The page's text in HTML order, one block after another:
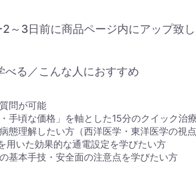
～3日前に商品ページ内にアップ致し
べる／こんな人におすすめ
問が可能
手頃な価格」を軸とした15分のクイック治
態理解したい方（西洋医学・東洋医学の視点
用いた効果的な通電設定を学びたい方
基本手技・安全面の注意点を学びたい方